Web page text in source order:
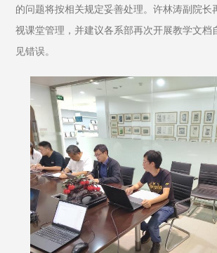
的问题将按相关规定妥善处理。许林涛副院长
视课堂管理，并建议各系部再次开展教学文档
见错误。